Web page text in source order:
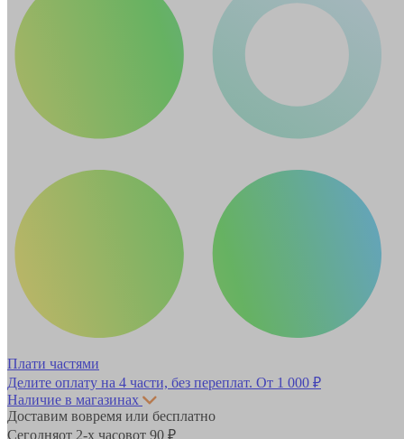
Плати частями
Делите оплату на 4 части, без переплат. От 1 000 ₽
Наличие в магазинах
Доставим вовремя или бесплатно
Сегодняот 2-х часовот 90 ₽